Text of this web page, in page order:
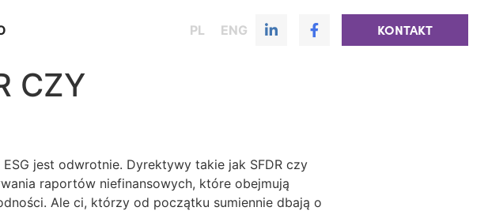
PL ENG KONTAKT
CZY
jest odwrotnie. Dyrektywy takie jak SFDR czy
raportów niefinansowych, które obejmują
Ale ci, którzy od początku sumiennie dbają o